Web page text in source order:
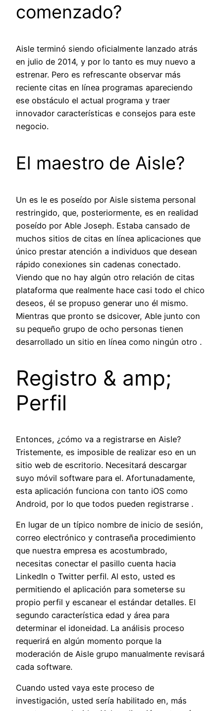
comenzado?
Aisle terminó siendo oficialmente lanzado atrás
en julio de 2014, y por lo tanto es muy nuevo a
estrenar. Pero es refrescante observar más
reciente citas en línea programas apareciendo
ese obstáculo el actual programa y traer
innovador características e consejos para este
negocio.
El maestro de Aisle?
Un es le es poseído por Aisle sistema personal
restringido, que, posteriormente, es en realidad
poseído por Able Joseph. Estaba cansado de
muchos sitios de citas en línea aplicaciones que
único prestar atención a individuos que desean
rápido conexiones sin cadenas conectado.
Viendo que no hay algún otro relación de citas
plataforma que realmente hace casi todo el chico
deseos, él se propuso generar uno él mismo.
Mientras que pronto se dsicover, Able junto con
su pequeño grupo de ocho personas tienen
desarrollado un sitio en línea como ningún otro .
Registro & amp;
Perfil
Entonces, ¿cómo va a registrarse en Aisle?
Tristemente, es imposible de realizar eso en un
sitio web de escritorio. Necesitará descargar
suyo móvil software para el. Afortunadamente,
esta aplicación funciona con tanto iOS como
Android, por lo que todos pueden registrarse .
En lugar de un típico nombre de inicio de sesión,
correo electrónico y contraseña procedimiento
que nuestra empresa es acostumbrado,
necesitas conectar el pasillo cuenta hacia
LinkedIn o Twitter perfil. Al esto, usted es
permitiendo el aplicación para someterse su
propio perfil y escanear el estándar detalles. El
segundo característica edad y área para
determinar el idoneidad. La análisis proceso
requerirá en algún momento porque la
moderación de Aisle grupo manualmente revisará
cada software.
Cuando usted vaya este proceso de
investigación, usted sería habilitado en, más